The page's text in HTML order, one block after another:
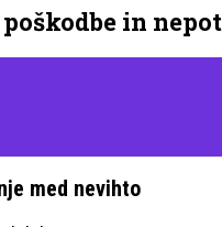
in
med nevihto